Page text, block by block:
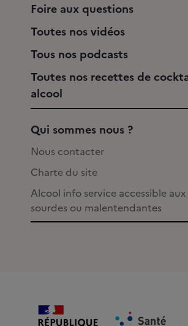
Foire aux questions
Toutes nos vidéos
Tous nos podcasts
Toutes nos recettes de
alcool
Qui sommes nous ?
Nous contacter
Charte du site
Alcool info service accessible
sourdes ou malentendantes